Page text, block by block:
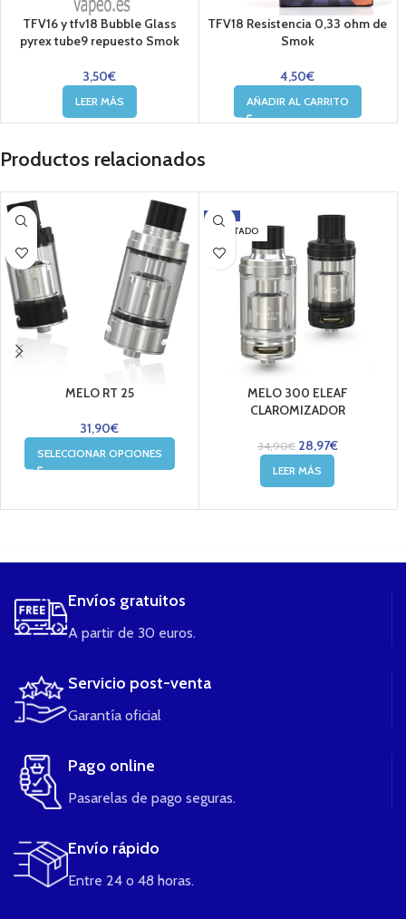
TFV16 y tfv18 Bubble Glass
pyrex tube9 repuesto Smok
3,50€
LEER MÁS
TFV18 Resistencia 0,33 ohm de
Smok
4,50€
AÑADIR AL CARRITO
Productos relacionados
MELO RT 25
31,90€
SELECCIONAR OPCIONES
-17%
AGOTADO
MELO 300 ELEAF
CLAROMIZADOR
34,90€ 28,97€
LEER MÁS
Envíos gratuitos
A partir de 30 euros.
Servicio post-venta
Garantía oficial
Pago online
Pasarelas de pago seguras.
Envío rápido
Entre 24 o 48 horas.